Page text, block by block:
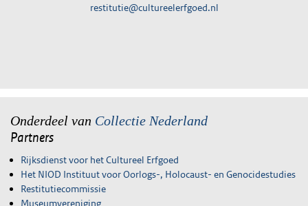
restitutie@cultureelerfgoed.nl
Onderdeel van Collectie Nederland
Partners
Rijksdienst voor het Cultureel Erfgoed
Het NIOD Instituut voor Oorlogs-, Holocaust- en Genocidestudies
Restitutiecommissie
Museumvereniging